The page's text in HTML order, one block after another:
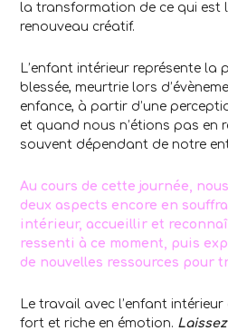
la transformation de ce qui est
renouveau créatif.
L’enfant intérieur représente la
blessée, meurtrie lors
enfance, à partir d’une
et quand nous n’étions pas en
souvent dépendant de notre
Au cours de cette journée,
deux aspects encore en
intérieur, accueillir et
ressenti à ce moment, puis
de nouvelles ressources pour
Le travail avec l’enfant
fort et riche en émotion.